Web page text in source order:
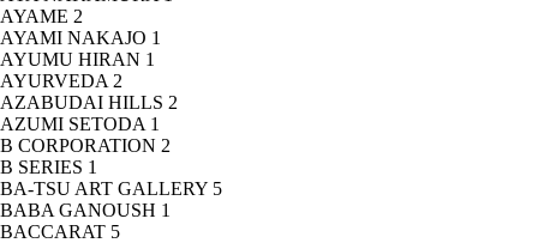
AYAME 2
AYAMI NAKAJO 1
AYUMU HIRAN 1
AYURVEDA 2
AZABUDAI HILLS 2
AZUMI SETODA 1
B CORPORATION 2
B SERIES 1
BA-TSU ART GALLERY 5
BABA GANOUSH 1
BACCARAT 5